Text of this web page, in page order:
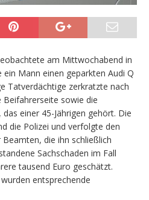
am Mittwochabend in
Mann einen geparkten Audi Q
Tatverdächtige zerkratzte nach
Beifahrerseite sowie die
einer 45-Jährigen gehört. Die
die Polizei und verfolgte den
die ihn schließlich
Sachschaden im Fall
tausend Euro geschätzt.
entsprechende